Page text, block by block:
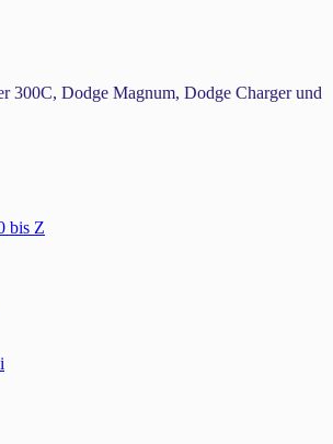
300C, Dodge Magnum, Dodge Charger und
bis Z